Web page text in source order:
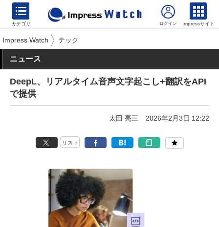
カテゴリ Impressサイト
Impress Watch テック
ニュース
DeepL、リアルタイム音声文字起こし+翻訳をAPI
で提供
太田 亮三 2026年2月3日 12:22
リスト